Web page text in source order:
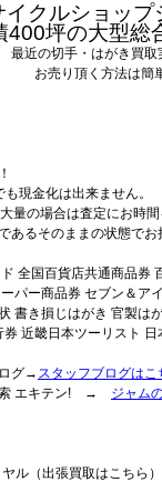
クルショップ
400坪の大型総
最近の切手・はがき買
お売り頂く方法は簡
現金化は出来ません。
量の場合は査定にお時間
あるそのままの状態で
全国百貨店共通商品
パー商品券 セブン＆ア
書き損じはがき 官製は
近畿日本ツーリスト
グ→ スタッフブログはこ
索 エキテン! → ジャム
（出張買取はこちら